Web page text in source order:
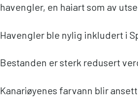
havengler, en haiart som av
Havengler ble nylig inkludert i
Bestanden er sterk redusert
Kanariøyenes farvann blir